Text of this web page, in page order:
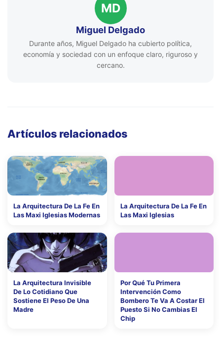
MD
Miguel Delgado
Durante años, Miguel Delgado ha cubierto política,
economía y sociedad con un enfoque claro, riguroso y
cercano.
Artículos relacionados
La Arquitectura De La Fe En
Las Maxi Iglesias Modernas
La Arquitectura De La Fe En
Las Maxi Iglesias
La Arquitectura Invisible
De Lo Cotidiano Que
Sostiene El Peso De Una
Madre
Por Qué Tu Primera
Intervención Como
Bombero Te Va A Costar El
Puesto Si No Cambias El
Chip